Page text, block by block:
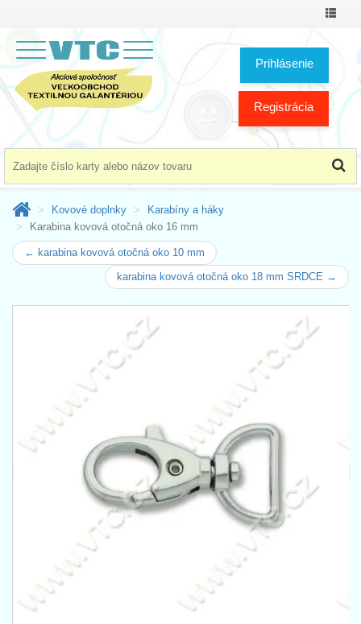
Prepnúť
Prihlásenie
Registrácia
Kovové doplnky
Karabíny a háky
Karabina kovová otočná oko 16 mm
← karabina kovová otočná oko 10 mm
karabina kovová otočná oko 18 mm SRDCE →